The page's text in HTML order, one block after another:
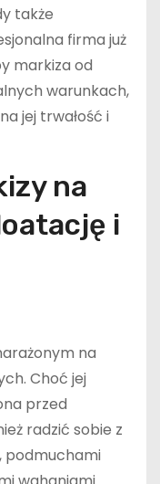
także
firma już
markiza od
warunkach,
jej trwałość i
na
i
na
Choć jej
przed
radzić sobie z
podmuchami